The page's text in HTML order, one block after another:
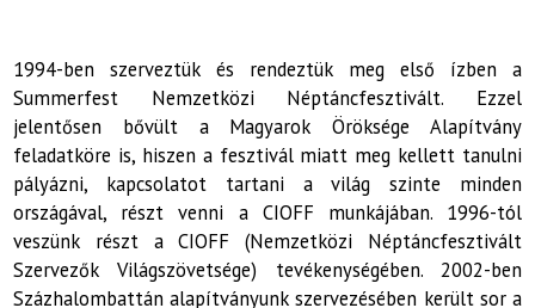
1994-ben szerveztük és rendeztük meg első ízben a
Summerfest Nemzetközi Néptáncfesztivált. Ezzel
jelentősen bővült a Magyarok Öröksége Alapítvány
feladatköre is, hiszen a fesztivál miatt meg kellett tanulni
pályázni, kapcsolatot tartani a világ szinte minden
országával, részt venni a CIOFF munkájában. 1996-tól
veszünk részt a CIOFF (Nemzetközi Néptáncfesztivált
Szervezők Világszövetsége) tevékenységében. 2002-ben
Százhalombattán alapítványunk szervezésében került sor a